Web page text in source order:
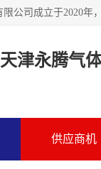
天津永腾气
供应商机